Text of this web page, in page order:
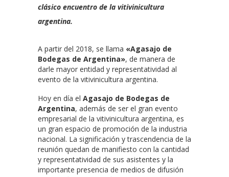
clásico encuentro de la vitivinicultura
argentina.
A partir del 2018, se llama «Agasajo de
Bodegas de Argentina», de manera de
darle mayor entidad y representatividad al
evento de la vitivinicultura argentina.
Hoy en día el Agasajo de Bodegas de
Argentina, además de ser el gran evento
empresarial de la vitivinicultura argentina, es
un gran espacio de promoción de la industria
nacional. La significación y trascendencia de la
reunión quedan de manifiesto con la cantidad
y representatividad de sus asistentes y la
importante presencia de medios de difusión